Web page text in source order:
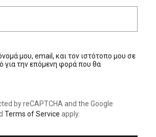
μου, email, και τον ιστότοπο μου σε
για την επόμενη φορά που θα
by reCAPTCHA and the Google
Terms of Service apply.